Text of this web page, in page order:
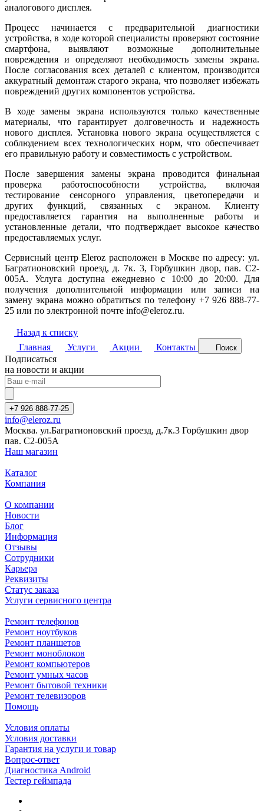
аналогового дисплея.
Процесс начинается с предварительной диагностики
устройства, в ходе которой специалисты проверяют состояние
смартфона, выявляют возможные дополнительные
повреждения и определяют необходимость замены экрана.
После согласования всех деталей с клиентом, производится
аккуратный демонтаж старого экрана, что позволяет избежать
повреждений других компонентов устройства.
В ходе замены экрана используются только качественные
материалы, что гарантирует долговечность и надежность
нового дисплея. Установка нового экрана осуществляется с
соблюдением всех технологических норм, что обеспечивает
его правильную работу и совместимость с устройством.
После завершения замены экрана проводится финальная
проверка работоспособности устройства, включая
тестирование сенсорного управления, цветопередачи и
других функций, связанных с экраном. Клиенту
предоставляется гарантия на выполненные работы и
установленные детали, что подтверждает высокое качество
предоставляемых услуг.
Сервисный центр Eleroz расположен в Москве по адресу: ул.
Багратионовский проезд, д. 7к. 3, Горбушкин двор, пав. C2-
005A. Услуга доступна ежедневно с 10:00 до 20:00. Для
получения дополнительной информации или записи на
замену экрана можно обратиться по телефону +7 926 888-77-
25 или по электронной почте info@eleroz.ru.
Назад к списку
Главная
Услуги Акции Контакты Поиск
Подписаться
на новости и акции
+7 926 888-77-25
info@eleroz.ru
Москва. ул.Багратионовский проезд, д.7к.3 Горбушкин двор
пав. C2-005A
Наш магазин
Каталог
Компания
О компании
Новости
Блог
Информация
Отзывы
Сотрудники
Карьера
Реквизиты
Статус заказа
Услуги сервисного центра
Ремонт телефонов
Ремонт ноутбуков
Ремонт планшетов
Ремонт моноблоков
Ремонт компьютеров
Ремонт умных часов
Ремонт бытовой техники
Ремонт телевизоров
Помощь
Условия оплаты
Условия доставки
Гарантия на услуги и товар
Вопрос-ответ
Диагностика Android
Тестер геймпада